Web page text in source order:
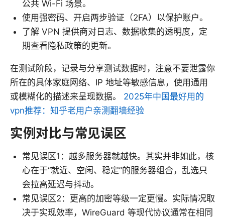
公共 Wi-Fi 场景。
使用强密码、开启两步验证（2FA）以保护账户。
了解 VPN 提供商对日志、数据收集的透明度，定
期查看隐私政策的更新。
在测试阶段，记录与分享测试数据时，注意不要泄露你
所在的具体家庭网络、IP 地址等敏感信息，使用通用
或模糊化的描述来呈现数据。 2025年中国最好用的
vpn推荐：知乎老用户亲测翻墙经验
实例对比与常见误区
常见误区1：越多服务器就越快。其实并非如此，核
心在于“就近、空闲、稳定”的服务器组合，乱选只
会拉高延迟与抖动。
常见误区2：更高的加密等级一定更慢。实际情况取
决于实现效率，WireGuard 等现代协议通常在相同